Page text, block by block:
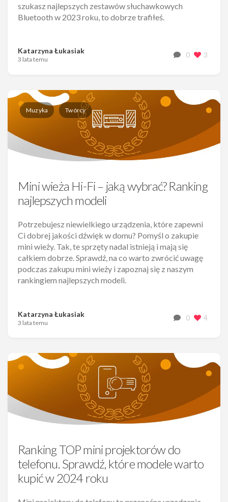
szukasz najlepszych zestawów słuchawkowych
Bluetooth w 2023 roku, to dobrze trafiłeś.
Katarzyna Łukasiak
3 lata temu
0 3
Muzyka Twórcy
Mini wieża Hi-Fi – jaką wybrać? Ranking
najlepszych modeli
Potrzebujesz niewielkiego urządzenia, które zapewni
Ci dobrej jakości dźwięk w domu? Pomyśl o zakupie
mini wieży. Tak, te sprzęty nadal istnieją i mają się
całkiem dobrze. Sprawdź, na co warto zwrócić uwagę
podczas zakupu mini wieży i zapoznaj się z naszym
rankingiem najlepszych modeli.
Katarzyna Łukasiak
3 lata temu
0 4
Ranking TOP mini projektorów do
telefonu. Sprawdź, które modele warto
kupić w 2024 roku